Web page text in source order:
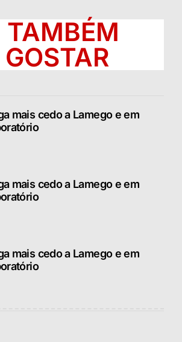
TAMBÉM
mais cedo a Lamego e em
mais cedo a Lamego e em
mais cedo a Lamego e em